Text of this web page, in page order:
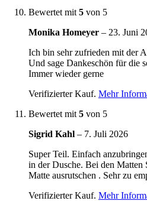
Bewertet mit 5 von 5
Monika Homeyer – 23. Juni
Ich bin sehr zufrieden mit der
Und sage Dankeschön für die
Immer wieder gerne
Verifizierter Kauf. Mehr
Bewertet mit 5 von 5
Sigrid Kahl – 7. Juli 2026
Super Teil. Einfach
in der Dusche. Bei den Matten
Matte ausrutschen . Sehr zu
Verifizierter Kauf. Mehr